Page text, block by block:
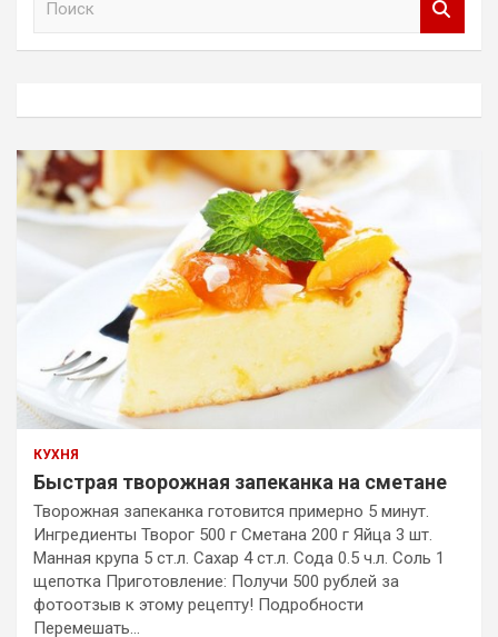
КУХНЯ
Быстрая творожная запеканка на сметане
Творожная запеканка готовится примерно 5 минут.
Ингредиенты Творог 500 г Сметана 200 г Яйца 3 шт.
Манная крупа 5 ст.л. Сахар 4 ст.л. Сода 0.5 ч.л. Соль 1
щепотка Приготовление: Получи 500 рублей за
фотоотзыв к этому рецепту! Подробности
Перемешать…